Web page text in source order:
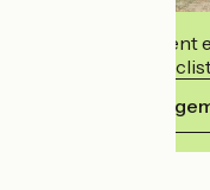
Cet établissement
accueillir des
Voir ses